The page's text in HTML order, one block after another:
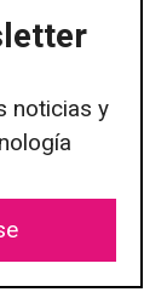
noticias y